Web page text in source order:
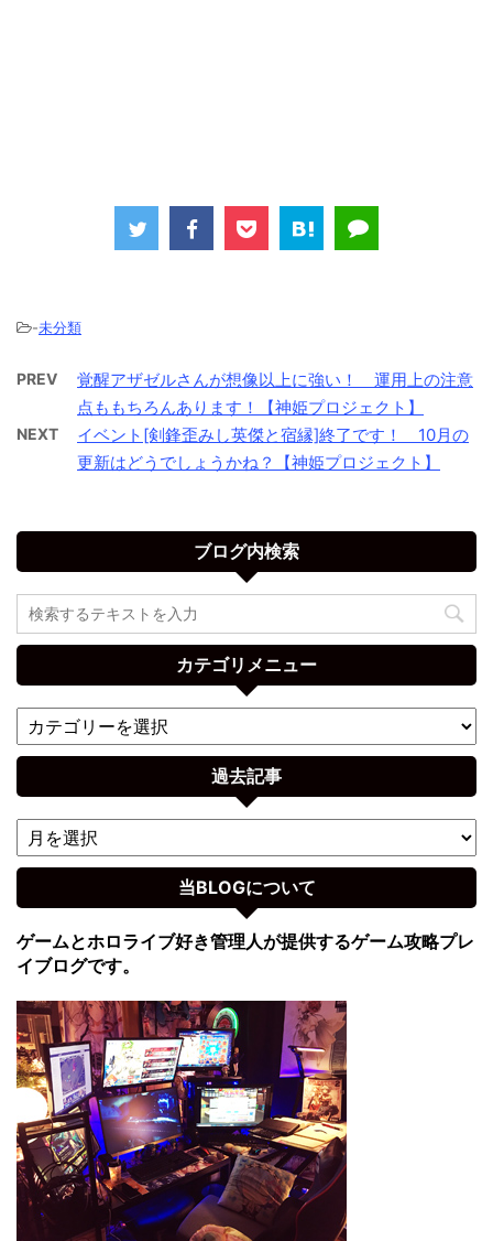
-未分類
PREV
覚醒アザゼルさんが想像以上に強い！ 運用上の注意
点ももちろんあります！【神姫プロジェクト】
NEXT
イベント[剣鋒歪みし英傑と宿縁]終了です！ 10月の
更新はどうでしょうかね？【神姫プロジェクト】
ブログ内検索
カテゴリメニュー
過去記事
当BLOGについて
ゲームとホロライブ好き管理人が提供するゲーム攻略プレ
イブログです。